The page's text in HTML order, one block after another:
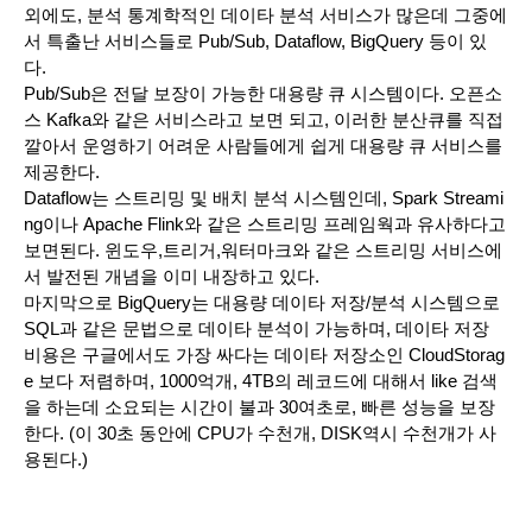
외에도, 분석 통계학적인 데이타 분석 서비스가 많은데 그중에
서 특출난 서비스들로 Pub/Sub, Dataflow, BigQuery 등이 있
다.
Pub/Sub은 전달 보장이 가능한 대용량 큐 시스템이다. 오픈소
스 Kafka와 같은 서비스라고 보면 되고, 이러한 분산큐를 직접
깔아서 운영하기 어려운 사람들에게 쉽게 대용량 큐 서비스를
제공한다.
Dataflow는 스트리밍 및 배치 분석 시스템인데, Spark Streami
ng이나 Apache Flink와 같은 스트리밍 프레임웍과 유사하다고
보면된다. 윈도우,트리거,워터마크와 같은 스트리밍 서비스에
서 발전된 개념을 이미 내장하고 있다.
마지막으로 BigQuery는 대용량 데이타 저장/분석 시스템으로
SQL과 같은 문법으로 데이타 분석이 가능하며, 데이타 저장
비용은 구글에서도 가장 싸다는 데이타 저장소인 CloudStorag
e 보다 저렴하며, 1000억개, 4TB의 레코드에 대해서 like 검색
을 하는데 소요되는 시간이 불과 30여초로, 빠른 성능을 보장
한다. (이 30초 동안에 CPU가 수천개, DISK역시 수천개가 사
용된다.)